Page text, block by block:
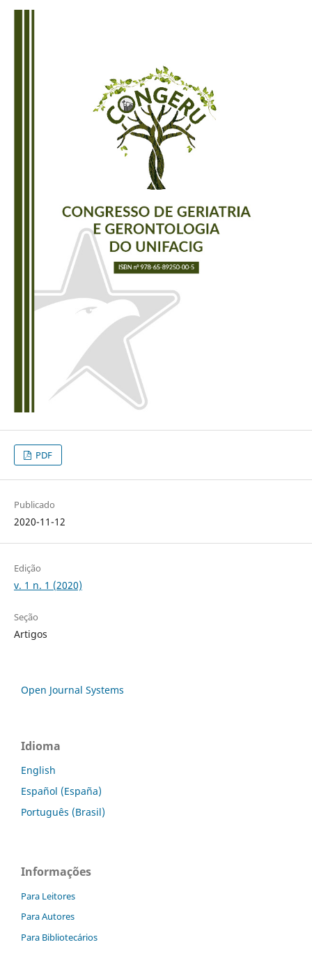
PDF
Publicado
2020-11-12
Edição
v. 1 n. 1 (2020)
Seção
Artigos
Open Journal Systems
Idioma
English
Español (España)
Português (Brasil)
Informações
Para Leitores
Para Autores
Para Bibliotecários